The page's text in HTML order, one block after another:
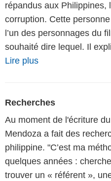
répandus aux Philippines,
corruption. Cette
l’un des personnages du
souhaité dire lequel. Il
Lire plus
Recherches
Au moment de l'écriture
Mendoza a fait des
philippine. "C’est ma
quelques années :
trouver un « référent »,